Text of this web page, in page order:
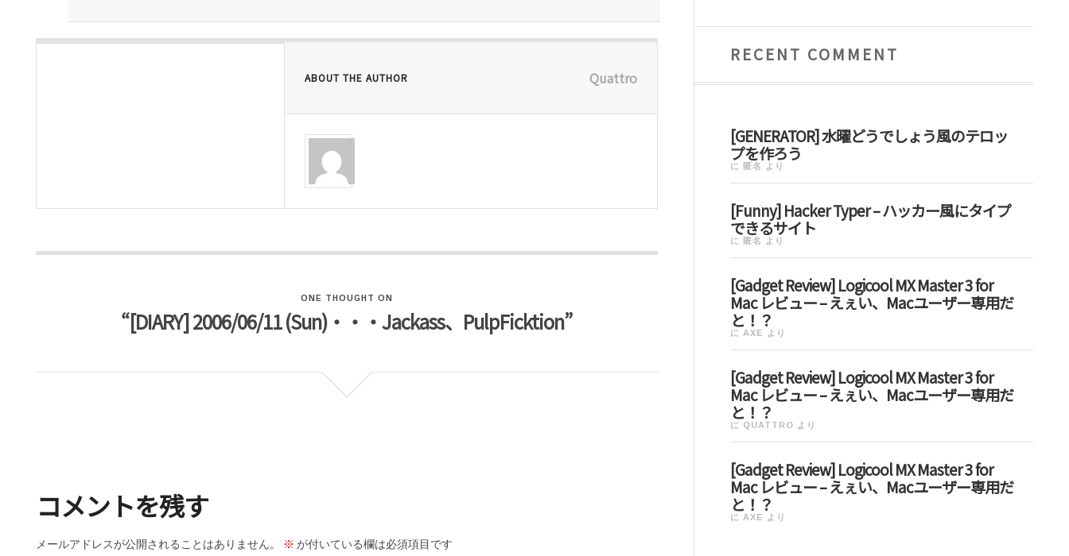
ABOUT THE AUTHOR Quattro
ONE THOUGHT ON
“[DIARY] 2006/06/11 (Sun)・・・Jackass、PulpFicktion”
コメントを残す
メールアドレスが公開されることはありません。 ※ が付いている欄は必須項目です
RECENT COMMENT
[GENERATOR] 水曜どうでしょう風のテロッ
プを作ろう
に 匿名 より
[Funny] Hacker Typer – ハッカー風にタイプ
できるサイト
に 匿名 より
[Gadget Review] Logicool MX Master 3 for
Mac レビュー – えぇい、Macユーザー専用だ
と！？
に AXE より
[Gadget Review] Logicool MX Master 3 for
Mac レビュー – えぇい、Macユーザー専用だ
と！？
に QUATTRO より
[Gadget Review] Logicool MX Master 3 for
Mac レビュー – えぇい、Macユーザー専用だ
と！？
に AXE より